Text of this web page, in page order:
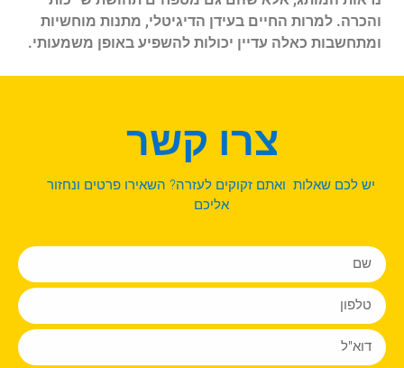
והכרה. למרות החיים בעידן הדיגיטלי, מתנות מוחשיות
ומתחשבות כאלה עדיין יכולות להשפיע באופן משמעותי.
צרו קשר
יש לכם שאלות ואתם זקוקים לעזרה? השאירו פרטים ונחזור
אליכם